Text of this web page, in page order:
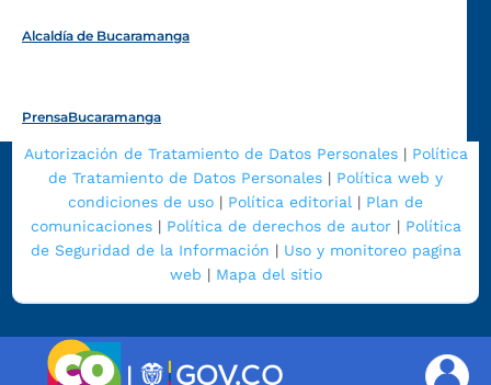
Alcaldía de Bucaramanga
PrensaBucaramanga
Autorización de Tratamiento de Datos Personales| Política
de Tratamiento de Datos Personales | Política web y
condiciones de uso | Política editorial | Plan de
comunicaciones| Política de derechos de autor| Política
de Seguridad de la Información | Uso y monitoreo pagina
web | Mapa del sitio
|